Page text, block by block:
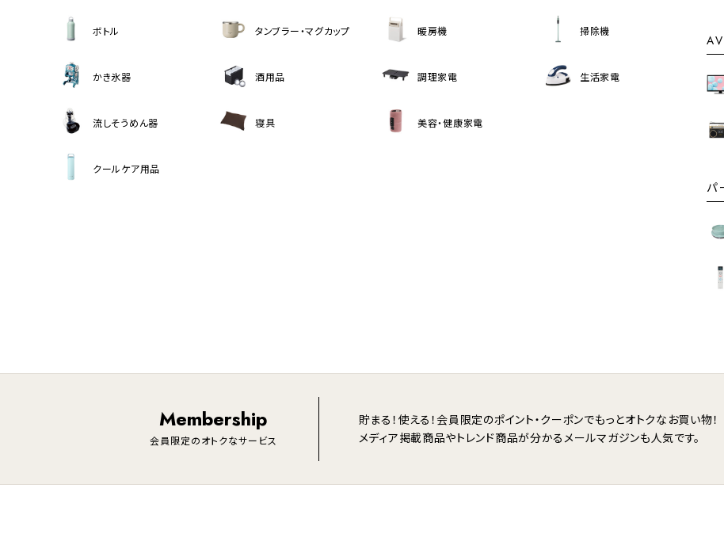
ボトル タンブラー・マグカップ
かき氷器 酒用品
流しそうめん器 寝具
クールケア用品
暖房機 掃除機
調理家電 生活家電
美容・健康家電
パ
Membership
会員限定のオトクなサービス
貯まる！使える！会員限定のポイント・クーポンでもっとオトクなお買い物！
メディア掲載商品やトレンド商品が分かるメールマガジンも人気です。